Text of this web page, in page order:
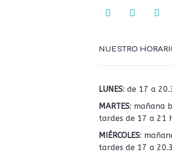
NUESTRO
LUNES: de 17 a
MARTES: mañana
tardes de 17 a 21
MIÉRCOLES:
tardes de 17 a